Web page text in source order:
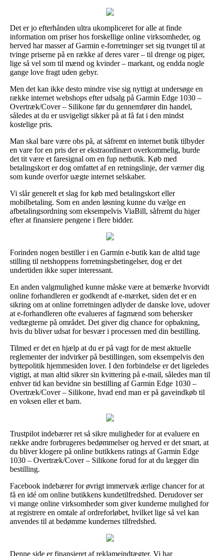
Det er jo efterhånden ultra ukompliceret for alle at finde
information om priser hos forskellige online virksomheder, og
herved har masser af Garmin e-forretninger set sig tvunget til at
tvinge priserne på en række af deres varer – til drenge og piger,
lige så vel som til mænd og kvinder – markant, og endda nogle
gange love fragt uden gebyr.
Men det kan ikke desto mindre vise sig nyttigt at undersøge en
række internet webshops efter udsalg på Garmin Edge 1030 –
Overtræk/Cover – Silikone før du gennemfører din handel,
således at du er usvigeligt sikker på at få fat i den mindst
kostelige pris.
Man skal bare være obs på, at såfremt en internet butik tilbyder
en vare for en pris der er ekstraordinært overkommelig, burde
det tit være et faresignal om en fup netbutik. Køb med
betalingskort er dog omfattet af en retningslinje, der værner dig
som kunde overfor uægte internet selskaber.
Vi slår generelt et slag for køb med betalingskort eller
mobilbetaling. Som en anden løsning kunne du vælge en
afbetalingsordning som eksempelvis ViaBill, såfremt du higer
efter at finansiere pengene i flere bidder.
Forinden nogen bestiller i en Garmin e-butik kan de altid tage
stilling til netshoppens forretningsbetingelser, dog er det
undertiden ikke super interessant.
En anden valgmulighed kunne måske være at bemærke hvorvidt
online forhandleren er godkendt af e-mærket, siden det er en
sikring om at online forretningen adlyder de danske love, udover
at e-forhandleren ofte evalueres af fagmænd som behersker
vedtægterne på området. Det giver dig chance for opbakning,
hvis du bliver udsat for besvær i processen med din bestilling.
Tilmed er det en hjælp at du er på vagt for de mest aktuelle
reglementer der indvirker på bestillingen, som eksempelvis den
byttepolitik hjemmesiden lover. I den forbindelse er det ligeledes
vigtigt, at man altid sikrer sin kvittering på e-mail, således man til
enhver tid kan bevidne sin bestilling af Garmin Edge 1030 –
Overtræk/Cover – Silikone, hvad end man er på gaveindkøb til
en voksen eller et barn.
Trustpilot indebærer ret så sikre muligheder for at evaluere en
række andre forbrugeres bedømmelser og herved er det smart, at
du bliver klogere på online butikkens ratings af Garmin Edge
1030 – Overtræk/Cover – Silikone forud for at du lægger din
bestilling.
Facebook indebærer for øvrigt immervæk ærlige chancer for at
få en idé om online butikkens kundetilfredshed. Derudover ser
vi mange online virksomheder som giver kunderne mulighed for
at registrere en omtale af ordreforløbet, hvilket lige så vel kan
anvendes til at bedømme kundernes tilfredshed.
Denne side er finansieret af reklameindtægter. Vi har